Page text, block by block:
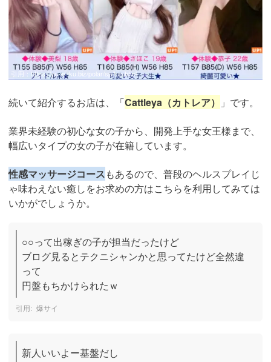
引用： https://yu-waku.biz/polar/sp/top.html
続いて紹介するお店は、「Cattleya（カトレア） 」です。
業界未経験の初心な女の子から、開発上手な女王様まで、
幅広いタイプの女の子が在籍しています。
性感マッサージコースもあるので、普段のヘルスプレイじ
ゃ味わえない癒しをお求めの方はこちらを利用してみては
いかがでしょうか。
○○って出稼ぎの子が担当だったけど
ブログ見るとテクニシャンかと思ってたけど全然違
って
円盤もちかけられたｗ
爆サイ
新人いいよー基盤だし